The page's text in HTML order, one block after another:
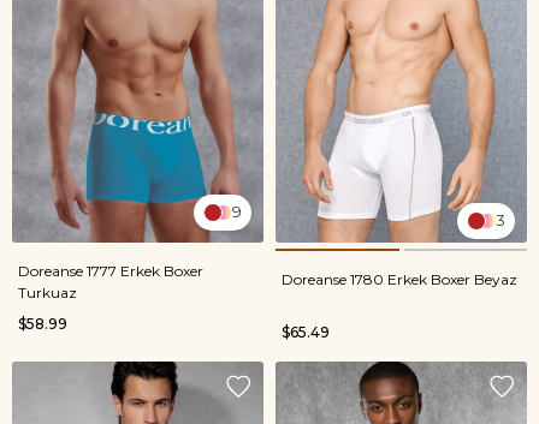
9
Doreanse 1777 Erkek Boxer
Turkuaz
$58.99
3
Doreanse 1780 Erkek Boxer Beyaz
$65.49